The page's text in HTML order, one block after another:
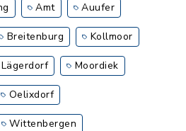
Amt Auufer
Breitenburg Kollmoor
Lägerdorf Moordiek
Oelixdorf
Wittenbergen